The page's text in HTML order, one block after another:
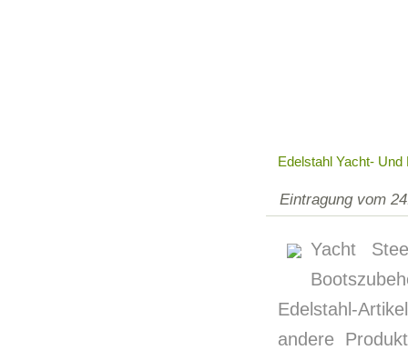
Edelstahl Yacht-
Eintragung vom
Yacht
Edelstahl-
andere